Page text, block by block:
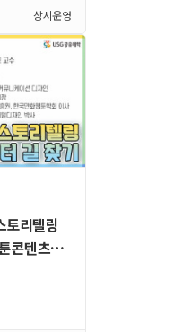
상시운영
토리텔링
콘텐츠를